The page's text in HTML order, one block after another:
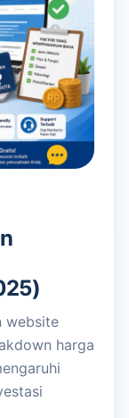
website
harga